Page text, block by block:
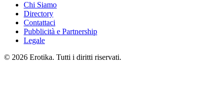
Chi Siamo
Directory
Contattaci
Pubblicità e Partnership
Legale
© 2026 Erotika. Tutti i diritti riservati.